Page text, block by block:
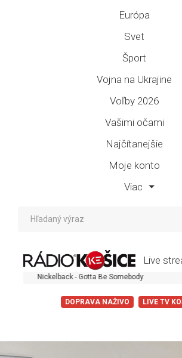
Európa
Svet
Šport
Vojna na Ukrajine
Voľby 2026
Vašimi očami
Najčítanejšie
Moje konto
Viac
Live
Nickelback - Gotta Be Somebody
DOPRAVA NAŽIVO LIVE TV